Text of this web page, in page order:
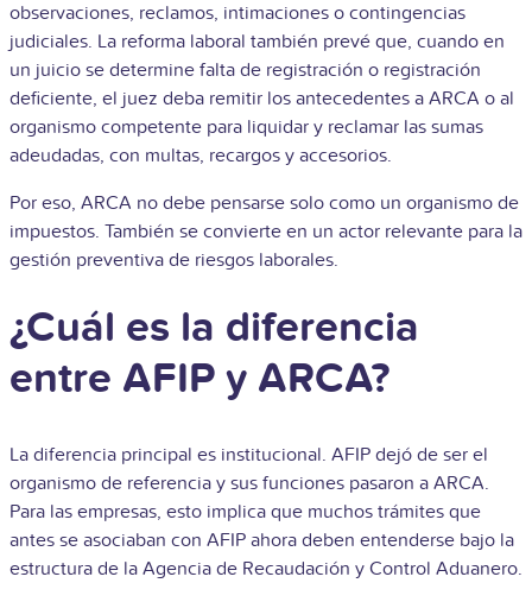
observaciones, reclamos, intimaciones o contingencias
judiciales. La reforma laboral también prevé que, cuando en
un juicio se determine falta de registración o registración
deficiente, el juez deba remitir los antecedentes a ARCA o al
organismo competente para liquidar y reclamar las sumas
adeudadas, con multas, recargos y accesorios.
Por eso, ARCA no debe pensarse solo como un organismo de
impuestos. También se convierte en un actor relevante para la
gestión preventiva de riesgos laborales.
¿Cuál es la diferencia
entre AFIP y ARCA?
La diferencia principal es institucional. AFIP dejó de ser el
organismo de referencia y sus funciones pasaron a ARCA.
Para las empresas, esto implica que muchos trámites que
antes se asociaban con AFIP ahora deben entenderse bajo la
estructura de la Agencia de Recaudación y Control Aduanero.